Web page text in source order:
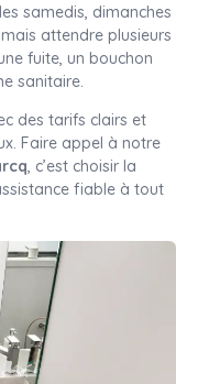
samedis, dimanches
attendre plusieurs
fuite, un bouchon
sanitaire.
des tarifs clairs et
Faire appel à notre
, c’est choisir la
fiable à tout